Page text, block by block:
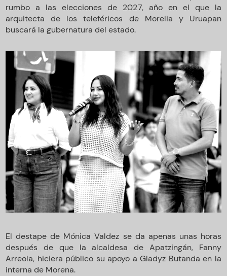
rumbo a las elecciones de 2027, año en el que la
arquitecta de los teleféricos de Morelia y Uruapan
buscará la gubernatura del estado.
El destape de Mónica Valdez se da apenas unas horas
después de que la alcaldesa de Apatzingán, Fanny
Arreola, hiciera público su apoyo a Gladyz Butanda en la
interna de Morena.